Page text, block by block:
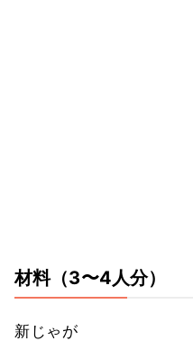
材料（3〜4人分）
新じゃが